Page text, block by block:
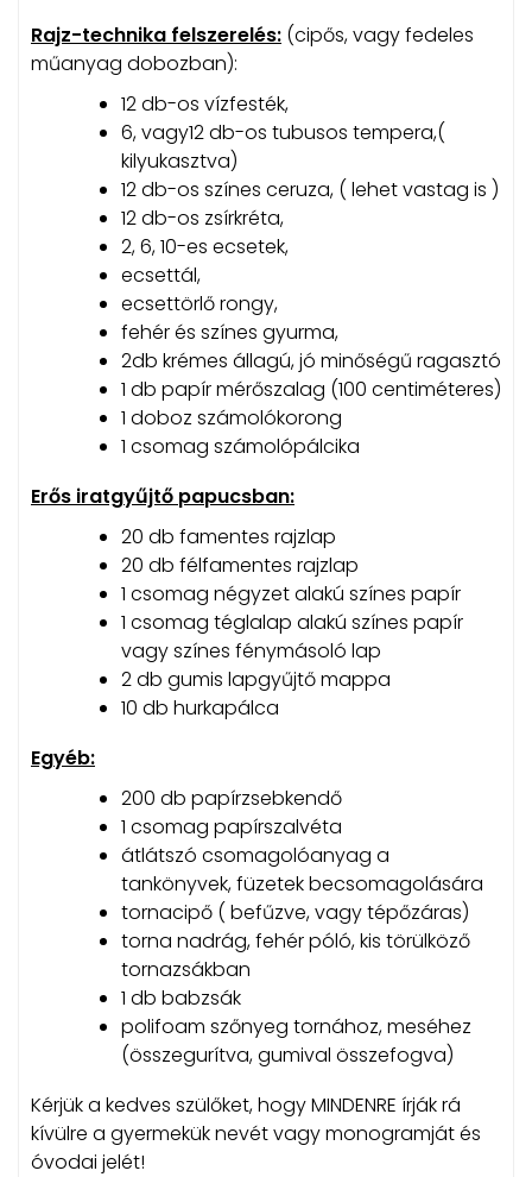
Rajz-technika felszerelés: (cipős, vagy fedeles
műanyag dobozban):
12 db-os vízfesték,
6, vagy12 db-os tubusos tempera,(
kilyukasztva)
12 db-os színes ceruza, ( lehet vastag is )
12 db-os zsírkréta,
2, 6, 10-es ecsetek,
ecsettál,
ecsettörlő rongy,
fehér és színes gyurma,
2db krémes állagú, jó minőségű ragasztó
1 db papír mérőszalag (100 centiméteres)
1 doboz számolókorong
1 csomag számolópálcika
Erős iratgyűjtő papucsban:
20 db famentes rajzlap
20 db félfamentes rajzlap
1 csomag négyzet alakú színes papír
1 csomag téglalap alakú színes papír
vagy színes fénymásoló lap
2 db gumis lapgyűjtő mappa
10 db hurkapálca
Egyéb:
200 db papírzsebkendő
1 csomag papírszalvéta
átlátszó csomagolóanyag a
tankönyvek, füzetek becsomagolására
tornacipő ( befűzve, vagy tépőzáras)
torna nadrág, fehér póló, kis törülköző
tornazsákban
1 db babzsák
polifoam szőnyeg tornához, meséhez
(összegurítva, gumival összefogva)
Kérjük a kedves szülőket, hogy MINDENRE írják rá
kívülre a gyermekük nevét vagy monogramját és
óvodai jelét!